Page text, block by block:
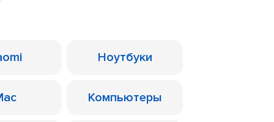
Ноутбуки
Компьютеры